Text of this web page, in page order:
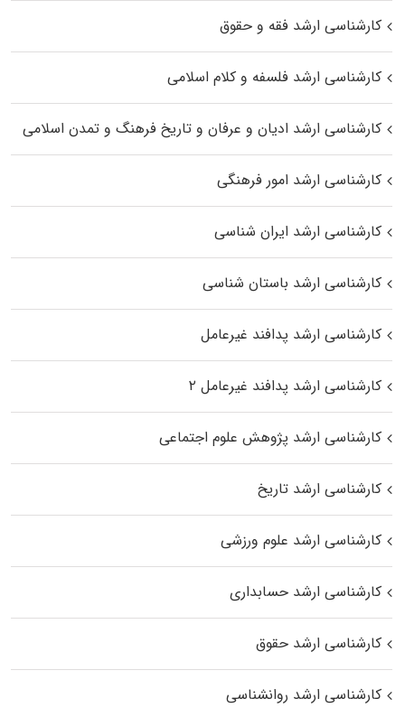
کارشناسی ارشد فقه و حقوق
کارشناسی ارشد فلسفه و کلام اسلامی
کارشناسی ارشد ادیان و عرفان و تاریخ فرهنگ و تمدن اسلامی
کارشناسی ارشد امور فرهنگی
کارشناسی ارشد ایران شناسی
کارشناسی ارشد باستان شناسی
کارشناسی ارشد پدافند غیرعامل
کارشناسی ارشد پدافند غیرعامل ۲
کارشناسی ارشد پژوهش علوم اجتماعی
کارشناسی ارشد تاریخ
کارشناسی ارشد علوم ورزشی
کارشناسی ارشد حسابداری
کارشناسی ارشد حقوق
کارشناسی ارشد روانشناسی